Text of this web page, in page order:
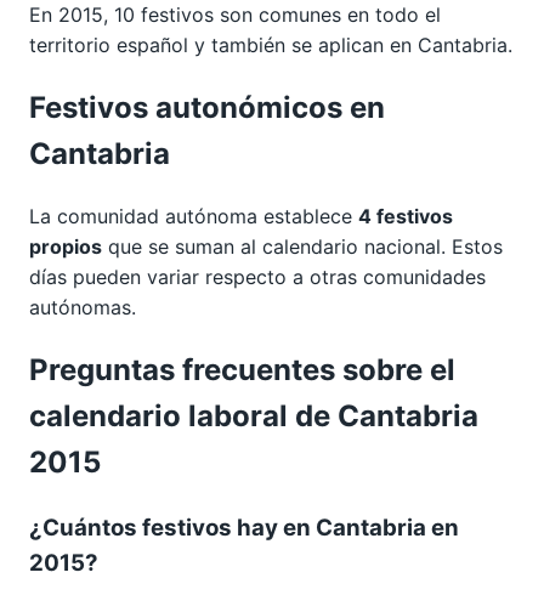
En 2015, 10 festivos son comunes en todo el
territorio español y también se aplican en Cantabria.
Festivos autonómicos en
Cantabria
La comunidad autónoma establece 4 festivos
propios que se suman al calendario nacional. Estos
días pueden variar respecto a otras comunidades
autónomas.
Preguntas frecuentes sobre el
calendario laboral de Cantabria
2015
¿Cuántos festivos hay en Cantabria en
2015?